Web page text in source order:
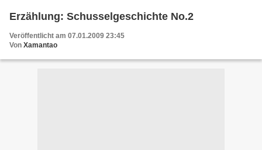
Erzählung: Schusselgeschichte No.2
Veröffentlicht am 07.01.2009 23:45
Von Xamantao